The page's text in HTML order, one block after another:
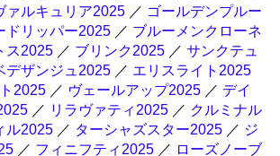
ァルキュリア2025 ／ ゴールデンプルー
ドリッパー2025 ／ ブルーメンクローネ
ス2025 ／ ブリンク2025 ／ サンクテュ
デザンジュ2025 ／ エリスライト2025
2025 ／ ヴェールアップ2025 ／ デイ
／ リラヴァティ2025 ／ クルミナル
ル2025 ／ ターシャズスター2025 ／ ジ
／ フィニフティ2025 ／ ローズノーブ